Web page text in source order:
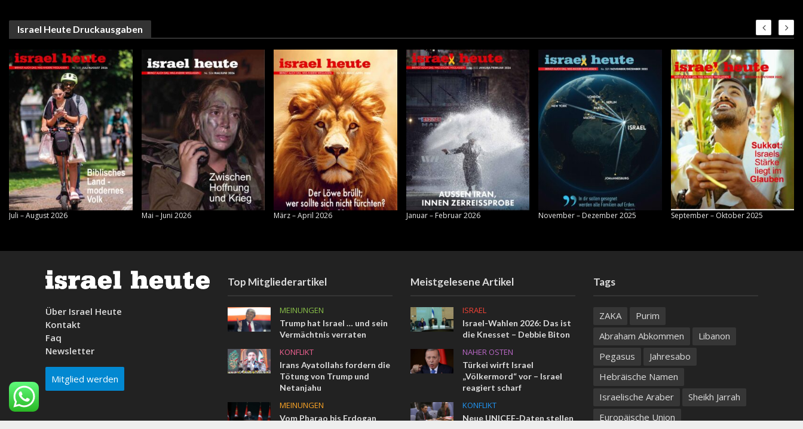
Israel Heute Druckausgaben
Juli – August 2026 Mai – Juni 2026 März – April 2026 Januar – Februar 2026 November – Dezember 2025 September – Oktober 2025
Über Israel Heute
Kontakt
Faq
Newsletter
Mitglied werden
Top Mitgliederartikel
MEINUNGEN
Trump hat Israel … und sein
Vermächtnis verraten
KONFLIKT
Irans Ayatollahs fordern die
Tötung von Trump und
Netanjahu
MEINUNGEN
Vom Pharao bis Erdogan
Meistgelesene Artikel
ISRAEL
Israel-Wahlen 2026: Das ist
die Knesset – Debbie Biton
NAHER OSTEN
Türkei wirft Israel
„Völkermord“ vor – Israel
reagiert scharf
KONFLIKT
Neue UNICEF-Daten stellen
Tags
ZAKA
Purim
Abraham Abkommen
Libanon
Pegasus
Jahresabo
Hebräische Namen
Israelische Araber
Sheikh Jarrah
Europäische Union